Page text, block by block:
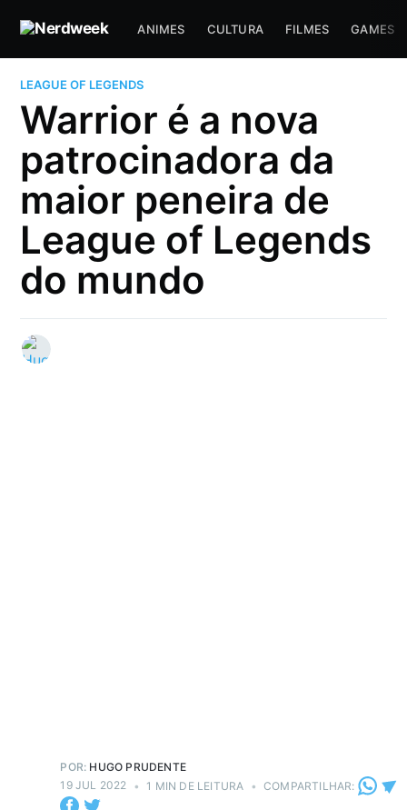
ANIMES CULTURA FILMES GAMES
LEAGUE OF LEGENDS
Warrior é a nova
patrocinadora da
maior peneira de
League of Legends
do mundo
POR: HUGO PRUDENTE
19 JUL 2022 • 1 MIN DE LEITURA • COMPARTILHAR: